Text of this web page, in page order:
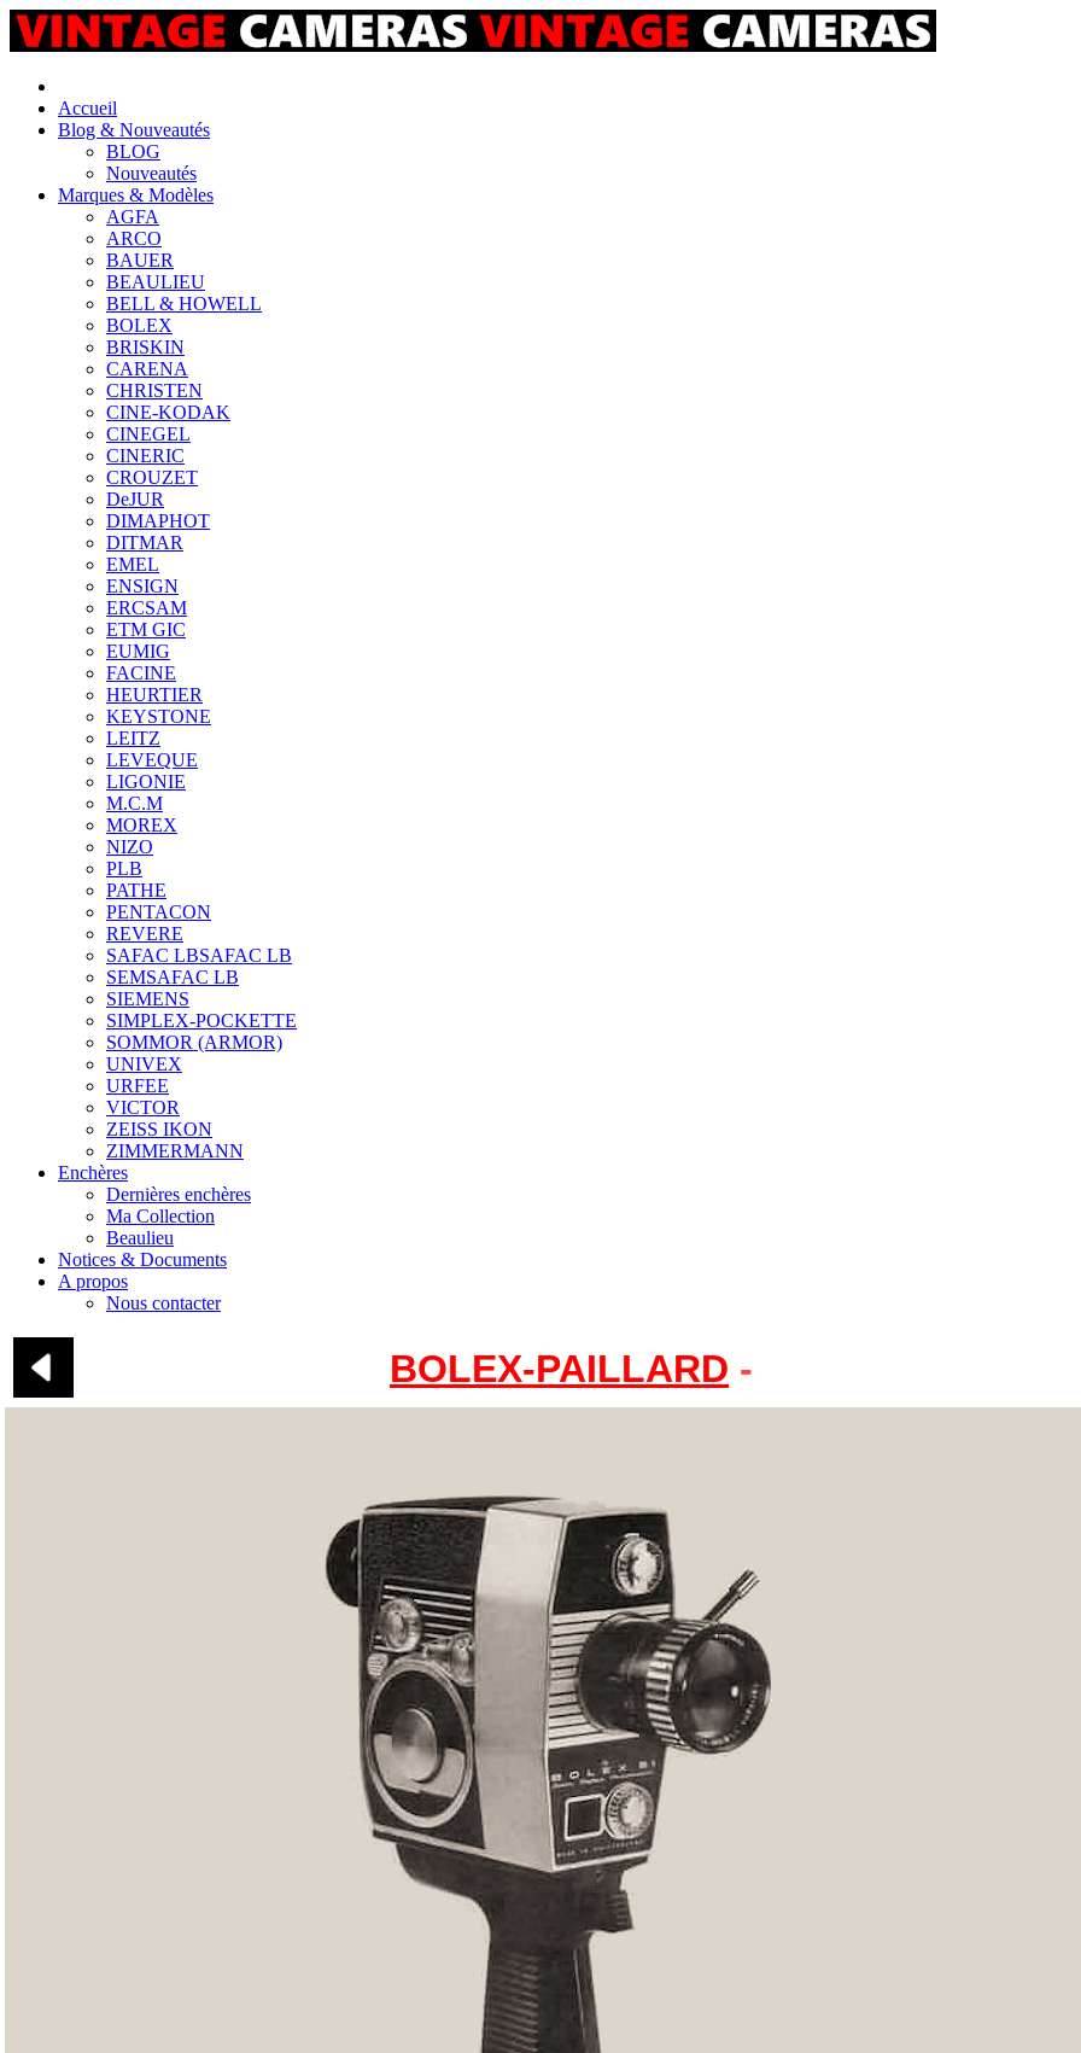
Accueil
Blog & Nouveautés
BLOG
Nouveautés
Marques & Modèles
AGFA
ARCO
BAUER
BEAULIEU
BELL & HOWELL
BOLEX
BRISKIN
CARENA
CHRISTEN
CINE-KODAK
CINEGEL
CINERIC
CROUZET
DeJUR
DIMAPHOT
DITMAR
EMEL
ENSIGN
ERCSAM
ETM GIC
EUMIG
FACINE
HEURTIER
KEYSTONE
LEITZ
LEVEQUE
LIGONIE
M.C.M
MOREX
NIZO
PLB
PATHE
PENTACON
REVERE
SAFAC LBSAFAC LB
SEMSAFAC LB
SIEMENS
SIMPLEX-POCKETTE
SOMMOR (ARMOR)
UNIVEX
URFEE
VICTOR
ZEISS IKON
ZIMMERMANN
Enchères
Dernières enchères
Ma Collection
Beaulieu
Notices & Documents
A propos
Nous contacter
BOLEX-PAILLARD -